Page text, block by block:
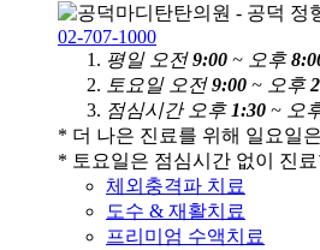
02-707-1000
평일 오전9:00 ~ 오후
토요일 오전9:00 ~ 오후
점심시간 오후1:30 ~ 오
* 더 나은 진료를 위해 일요일
* 토요일은 점심시간 없이 진
체외충격파 치료
도수 & 재활치료
프리미엄 수액치료